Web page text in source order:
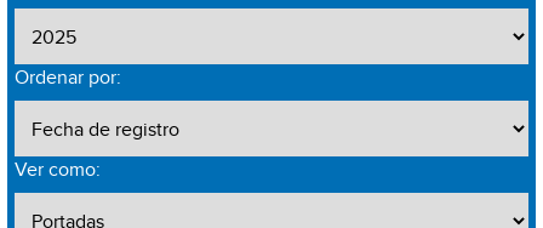
Ordenar por:
Ver como: